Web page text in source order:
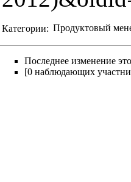
Категории: Продуктовый
Последнее изменение
[0 наблюдающих